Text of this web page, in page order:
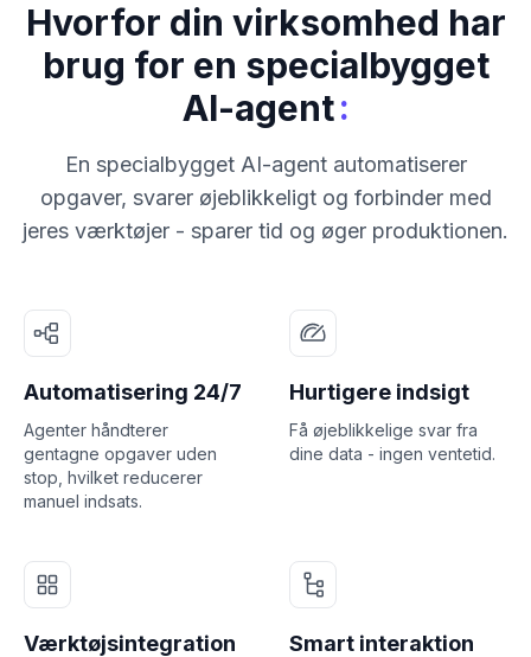
Hvorfor din virksomhed har
brug for en specialbygget
AI-agent:
En specialbygget AI-agent automatiserer
opgaver, svarer øjeblikkeligt og forbinder med
jeres værktøjer - sparer tid og øger produktionen.
Automatisering 24/7
Agenter håndterer
gentagne opgaver uden
stop, hvilket reducerer
manuel indsats.
Hurtigere indsigt
Få øjeblikkelige svar fra
dine data - ingen ventetid.
Værktøjsintegration Smart interaktion